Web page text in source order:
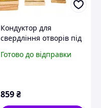
Кондуктор для
свердління отворів під
Готово до відправки
859₴